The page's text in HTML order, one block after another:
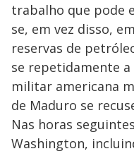
trabalho que pode
se, em vez disso,
reservas de
se repetidamente
militar americana
de Maduro se
Nas horas
Washington,